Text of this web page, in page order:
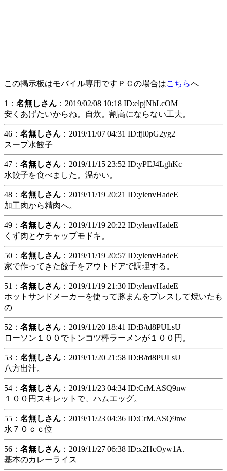
この掲示板はモバイル専用ですＰＣの場合はこちらへ
1： 名無しさん ：2019/02/08 10:18 ID:elpjNhLcOM
安くあげたいからね。自炊。割高にならない工夫。
46： 名無しさん ：2019/11/07 04:31 ID:fjl0pG2yg2
スープ水餃子
47： 名無しさん ：2019/11/15 23:52 ID:yPEJ4LghKc
水餃子を食べました。温かい。
48： 名無しさん ：2019/11/19 20:21 ID:ylenvHadeE
加工肉から精肉へ。
49： 名無しさん ：2019/11/19 20:22 ID:ylenvHadeE
くず肉とケチャップモドキ。
50： 名無しさん ：2019/11/19 20:57 ID:ylenvHadeE
家で作ってきた餃子をアウトドアで調理する。
51： 名無しさん ：2019/11/19 21:30 ID:ylenvHadeE
ホットサンドメーカーを使って豚まんをプレスして焼いたも
の
52： 名無しさん ：2019/11/20 18:41 ID:B/td8PULsU
ローソン１００でトンコツ棒ラーメンが１００円。
53： 名無しさん ：2019/11/20 21:58 ID:B/td8PULsU
八方出汁。
54： 名無しさん ：2019/11/23 04:34 ID:CrM.ASQ9nw
１００円スキレットで、ハムエッグ。
55： 名無しさん ：2019/11/23 04:36 ID:CrM.ASQ9nw
水７０ｃｃ位
56： 名無しさん ：2019/11/27 06:38 ID:x2HcOyw1A.
基本のカレーライス